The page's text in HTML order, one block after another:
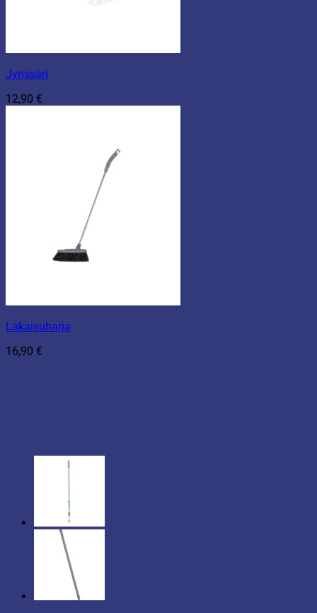
Jynssäri
12,90 €
Lakaisuharja
16,90 €